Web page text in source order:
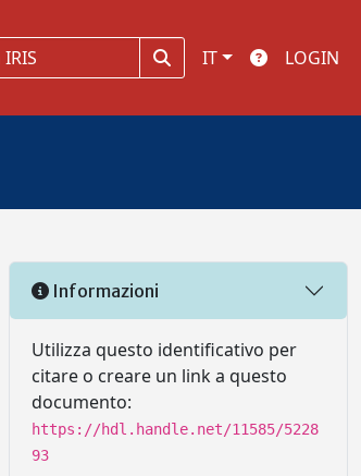
IT LOGIN
Informazioni
Utilizza questo identificativo per
citare o creare un link a questo
documento:
https://hdl.handle.net/11585/5228
93